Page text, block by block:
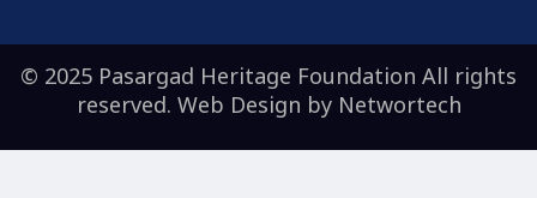
© 2025 Pasargad Heritage Foundation All rights
reserved. Web Design byNetwortech